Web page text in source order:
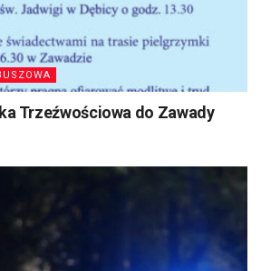
Trzeźwościowa do Zawady